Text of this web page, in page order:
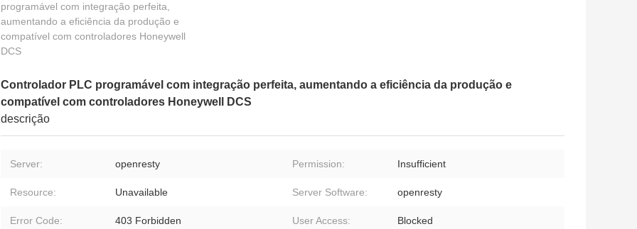
programável com integração perfeita,
aumentando a eficiência da produção e
compatível com controladores Honeywell
DCS
Controlador PLC programável com integração perfeita, aumentando a eficiência da produção e
compatível com controladores Honeywell DCS
descrição
Server: openresty Permission: Insufficient
Resource: Unavailable Server Software: openresty
Error Code: 403 Forbidden User Access: Blocked